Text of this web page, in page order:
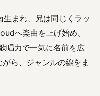
まれ、兄は同じくラッ
へ楽曲を上げ始め、
唱力で一気に名前を広
ら、ジャンルの線をま